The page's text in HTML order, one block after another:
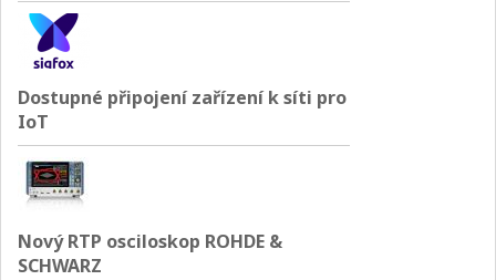
Dostupné připojení zařízení k síti pro
IoT
Nový RTP osciloskop ROHDE &
SCHWARZ